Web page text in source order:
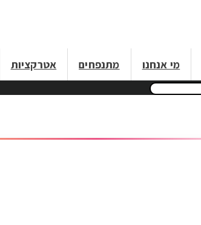
מי אנחנו מתנפחים אטרקציות